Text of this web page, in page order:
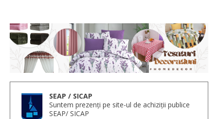
SEAP / SICAP
Suntem prezenți pe site-ul de achiziții publice
SEAP/ SICAP